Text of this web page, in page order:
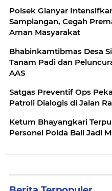
Polsek Gianyar
Samplangan, Cegah
Aman Masyarakat
Bhabinkamtibmas Desa
Tanam Padi dan
AAS
Satgas Preventif Ops
Patroli Dialogis di Jalan
Ketum Bhayangkari
Personel Polda Bali Jadi